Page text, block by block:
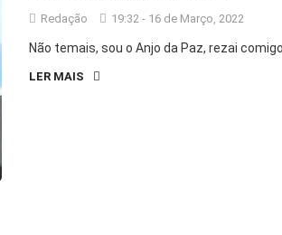
Redação 19:32 - 16 de Março, 2022
Não temais, sou o Anjo da Paz, rezai comigo
LER MAIS